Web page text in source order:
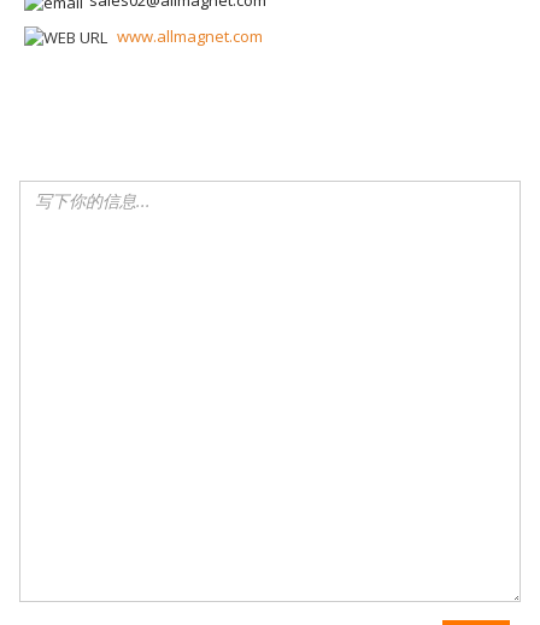
www.allmagnet.com